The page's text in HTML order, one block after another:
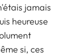
jamais
heureuse
si, ces